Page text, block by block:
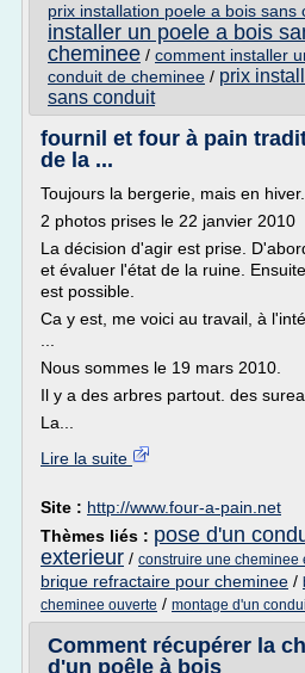
prix installation poele a bois sans
installer un poele a bois
cheminee / comment installer
conduit de cheminee / prix
sans conduit
fournil et four à pain
de la ...
Toujours la bergerie, mais en
2 photos prises le 22 janvier 2010
La décision d'agir est prise.
et évaluer l'état de la ruine.
est possible.
Ca y est, me voici au travail, à
Nous sommes le 19 mars 2010.
Il y a des arbres partout. des
La...
Lire la suite
Site : http://www.four-a-pain.net
Thèmes liés : pose d'un
exterieur / construire une cheminee
brique refractaire pour cheminee /
cheminee ouverte / montage d'un
Comment récupérer la
d'un poêle à bois